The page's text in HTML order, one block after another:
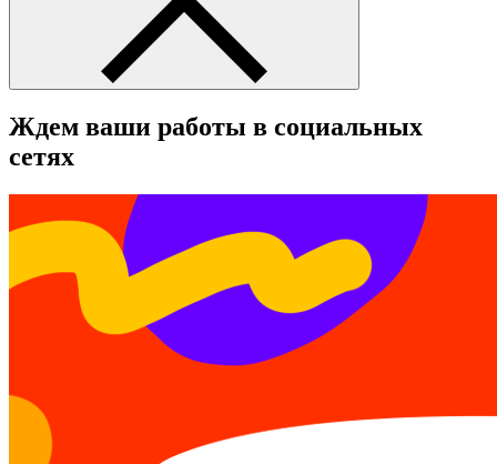
Ждем ваши работы в социальных
сетях